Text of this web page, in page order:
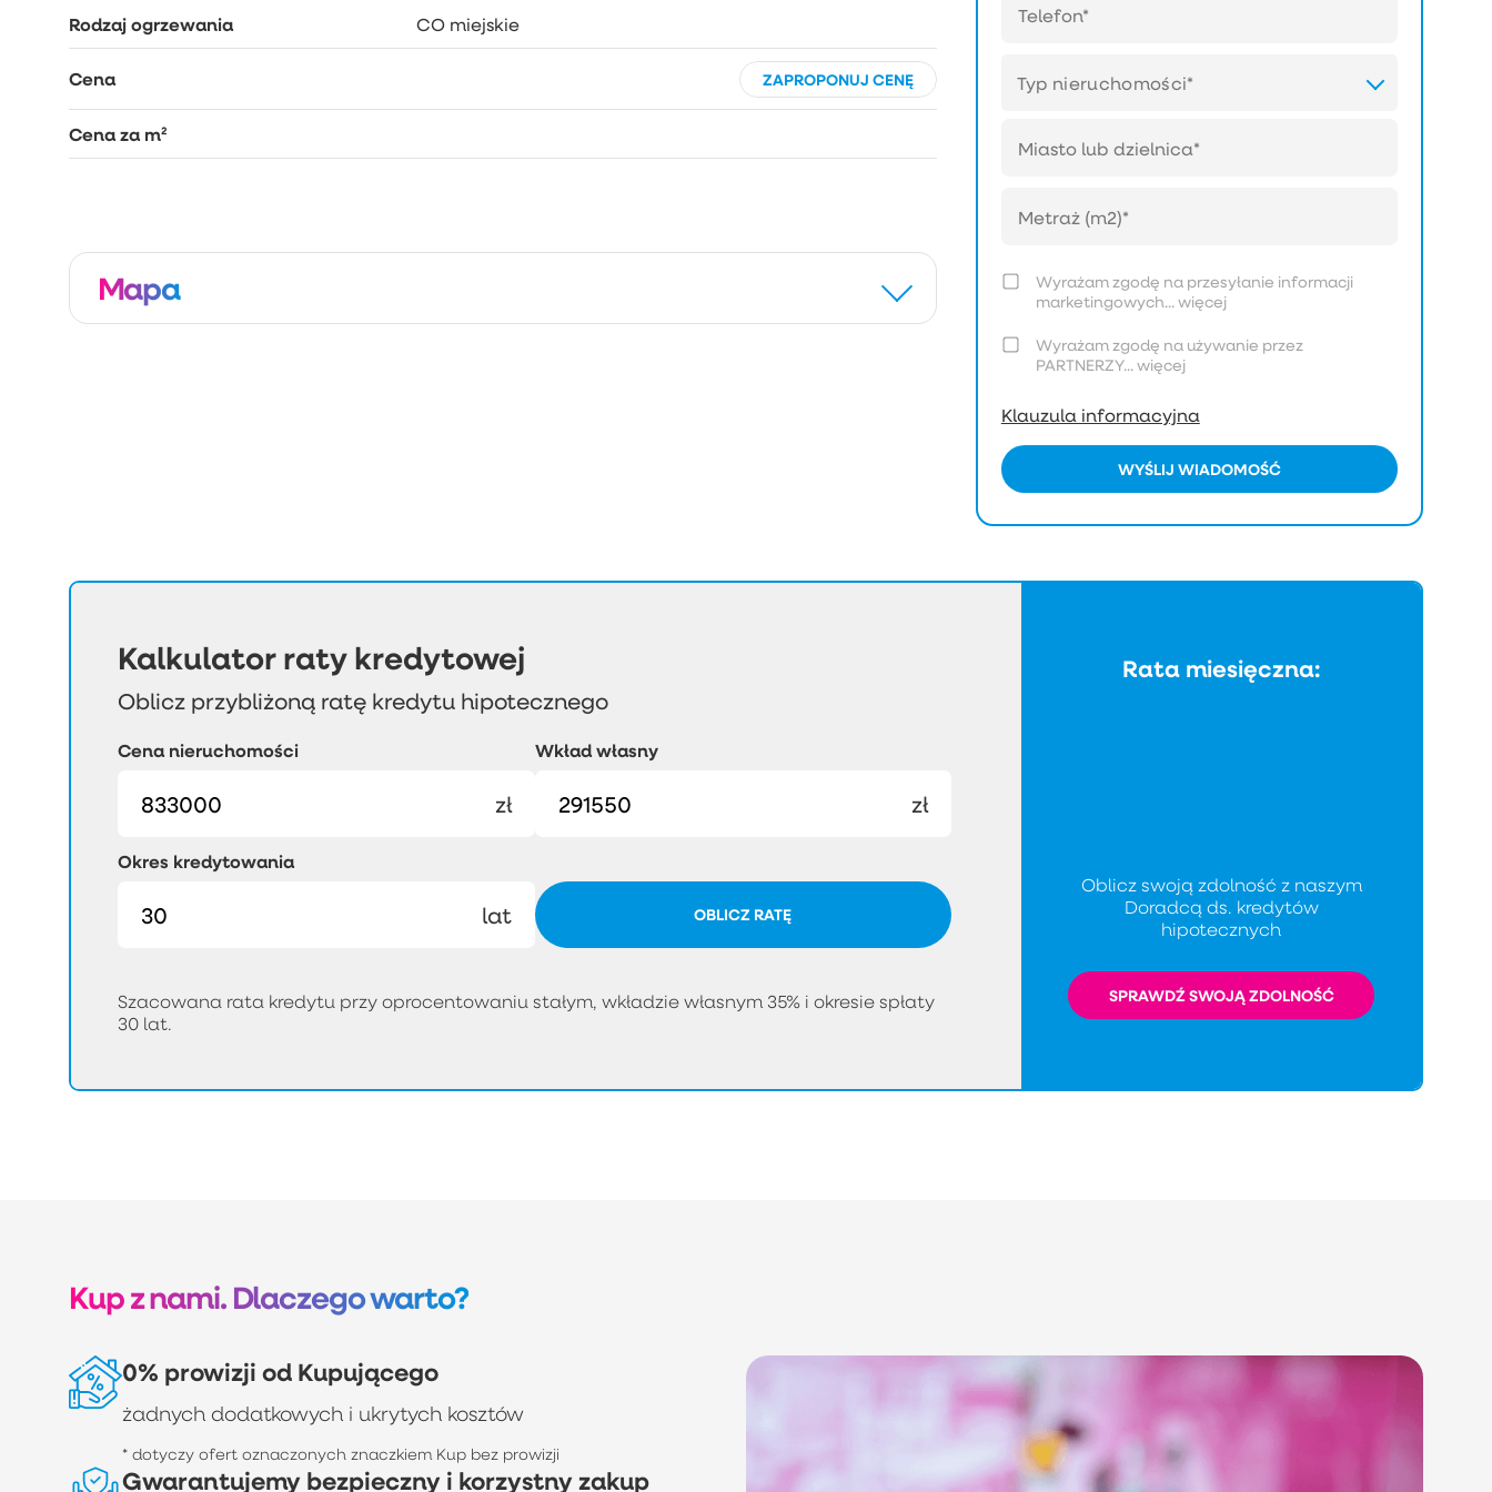
Rodzaj ogrzewania CO miejskie
Cena ZAPROPONUJ CENĘ
Cena za m²
Mapa
Typ nieruchomości*
Wyrażam zgodę na przesyłanie informacji
marketingowych...więcej
Wyrażam zgodę na używanie przez
PARTNERZY...więcej
Klauzula informacyjna
WYŚLIJ WIADOMOŚĆ
Kalkulator raty kredytowej
Oblicz przybliżoną ratę kredytu hipotecznego
Cena nieruchomości
zł
Wkład własny
zł
Okres kredytowania
lat OBLICZ RATĘ
Szacowana rata kredytu przy oprocentowaniu stałym, wkładzie własnym 35% i okresie spłaty
30 lat.
Rata miesięczna:
Oblicz swoją zdolność z naszym
Doradcą ds. kredytów
hipotecznych
SPRAWDŹ SWOJĄ ZDOLNOŚĆ
Kup z nami. Dlaczego warto?
0% prowizji od Kupującego
żadnych dodatkowych i ukrytych kosztów
* dotyczy ofert oznaczonych znaczkiem Kup bez prowizji
Gwarantujemy bezpieczny i korzystny zakup